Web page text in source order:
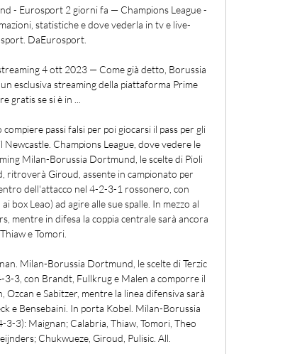
- Eurosport 2 giorni fa — Champions League -
statistiche e dove vederla in tv e live-
DaEurosport.
4 ott 2023 — Come già detto, Borussia
esclusiva streaming della piattaforma Prime
gratis se si è in ...
passi falsi per poi giocarsi il pass per gli
Champions League, dove vedere le
Milan-Borussia Dortmund, le scelte di Pioli
ritroverà Giroud, assente in campionato per
dell'attacco nel 4-2-3-1 rossonero, con
box Leao) ad agire alle sue spalle. In mezzo al
mentre in difesa la coppia centrale sarà ancora
e Tomori.
Milan-Borussia Dortmund, le scelte di Terzic
3, con Brandt, Fullkrug e Malen a comporre il
e Sabitzer, mentre la linea difensiva sarà
e Bensebaini. In porta Kobel. Milan-Borussia
3): Maignan; Calabria, Thiaw, Tomori, Theo
Chukwueze, Giroud, Pulisic. All.